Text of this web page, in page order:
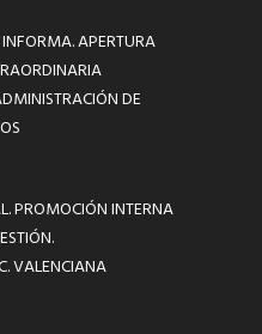
APERTURA
DE
PROMOCIÓN INTERNA
VALENCIANA